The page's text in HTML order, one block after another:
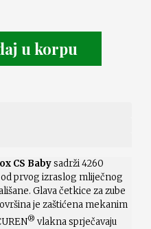
u korpu
CS Babysadrži 4260
prvog izraslog mliječnog
Glava četkice za zube
je zaštićena mekanim
® vlakna sprječavaju